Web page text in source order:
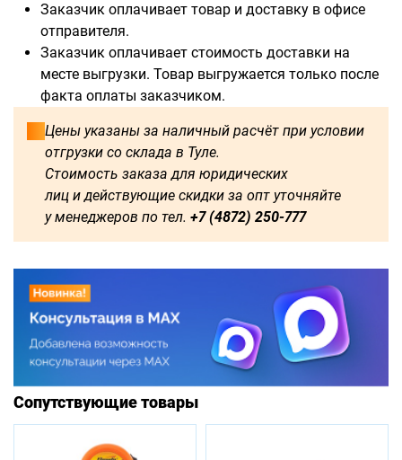
Заказчик оплачивает товар и доставку в офисе
отправителя.
Заказчик оплачивает стоимость доставки на
месте выгрузки. Товар выгружается только после
факта оплаты заказчиком.
Цены указаны за наличный расчёт при условии
отгрузки со склада в Туле.
Стоимость заказа для юридических
лиц и действующие скидки за опт уточняйте
у менеджеров по тел. +7 (4872) 250-777
Сопутствующие товары